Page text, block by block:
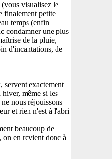
visualisez le
finalement petite
temps (enfin
condamner une plus
de la pluie,
d'incantations, de
servent exactement
même si les
nous réjouissons
et rien n'est à l'abri
beaucoup de
on en revient donc à